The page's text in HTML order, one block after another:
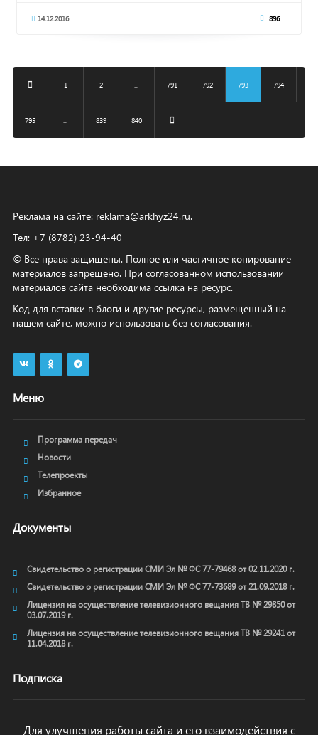
14.12.2016 896
1 2 791 792 793 794
795 839 840
Реклама на сайте: reklama@arkhyz24.ru.
Тел: +7 (8782) 23‑94‑40
© Все права защищены. Полное или частичное копирование
материалов запрещено. При согласованном использовании
материалов сайта необходима ссылка на ресурс.
Код для вставки в блоги и другие ресурсы, размещенный на
нашем сайте, можно использовать без согласования.
Меню
Программа передач
Новости
Телепроекты
Избранное
Документы
Свидетельство о регистрации СМИ Эл № ФС 77-79468 от 02.11.2020 г.
Свидетельство о регистрации СМИ Эл № ФС 77-73689 от 21.09.2018 г.
Лицензия на осуществление телевизионного вещания ТВ № 29850 от
03.07.2019 г.
Лицензия на осуществление телевизионного вещания ТВ № 29241 от
11.04.2018 г.
Подписка
Для улучшения работы сайта и его взаимодействия с